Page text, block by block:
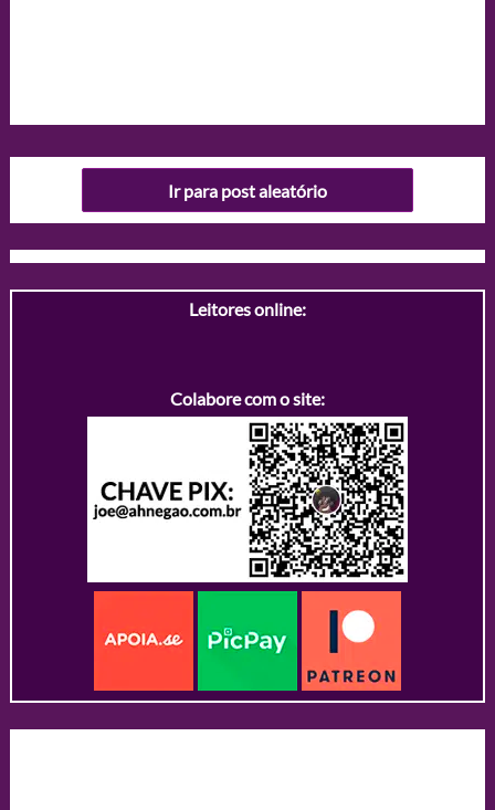
Ir para post aleatório
Leitores online:
Colabore com o site: